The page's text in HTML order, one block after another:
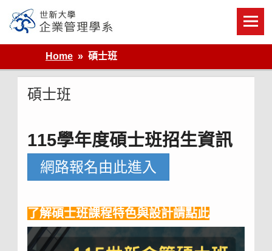
content
世新大學企業管理學系
Home
碩士班
碩士班
115學年度碩士班招生資訊
網路報名由此進入
了解碩士班課程特色與設計請點此